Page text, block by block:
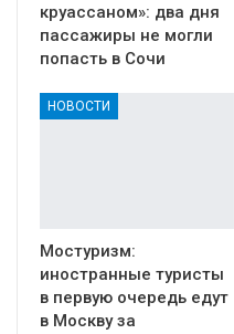
круассаном»: два дня
пассажиры не могли
попасть в Сочи
НОВОСТИ
Мостуризм:
иностранные туристы
в первую очередь едут
в Москву за